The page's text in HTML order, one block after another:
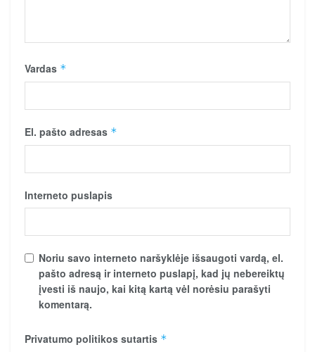
Vardas *
El. pašto adresas *
Interneto puslapis
Noriu savo interneto naršyklėje išsaugoti vardą, el.
pašto adresą ir interneto puslapį, kad jų nebereiktų
įvesti iš naujo, kai kitą kartą vėl norėsiu parašyti
komentarą.
Privatumo politikos sutartis *